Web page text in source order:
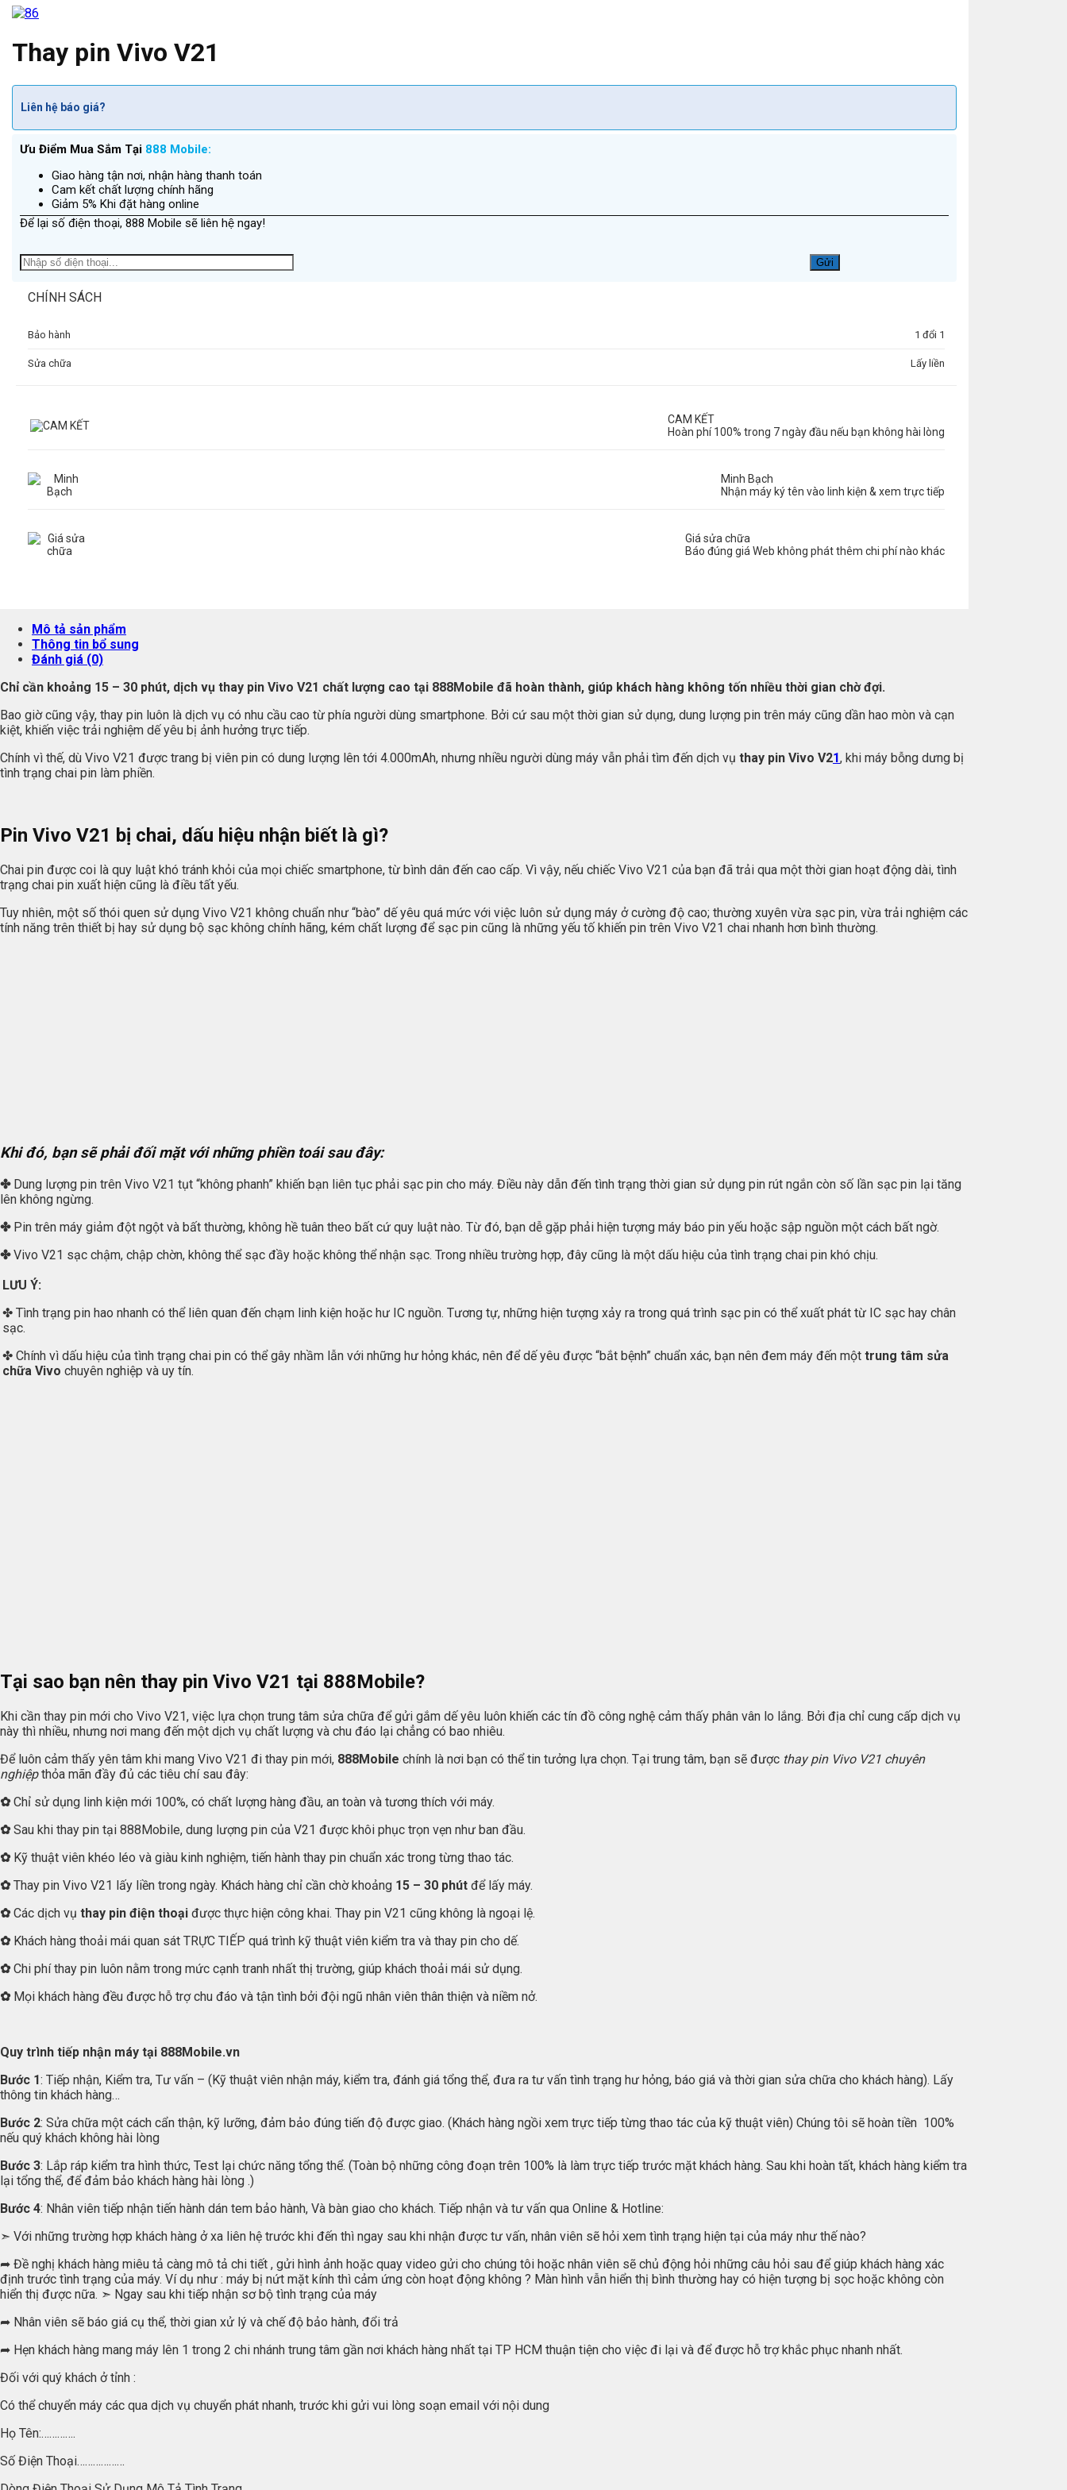
Thay pin Vivo V21
Liên hệ báo giá?
Ưu Điểm Mua Sắm Tại 888 Mobile:
Giao hàng tận nơi, nhận hàng thanh toán
Cam kết chất lượng chính hãng
Giảm 5% Khi đặt hàng online
Để lại số điện thoại, 888 Mobile sẽ liên hệ ngay!
CHÍNH SÁCH
Bảo hành 1 đổi 1
Sửa chữa Lấy liền
CAM KẾT
Hoàn phí 100% trong 7 ngày đầu nếu bạn không hài lòng
Minh Bạch
Nhận máy ký tên vào linh kiện & xem trực tiếp
Giá sửa chữa
Báo đúng giá Web không phát thêm chi phí nào khác
Mô tả sản phẩm
Thông tin bổ sung
Đánh giá (0)
Chỉ cần khoảng 15 – 30 phút, dịch vụ thay pin Vivo V21 chất lượng cao tại 888Mobile đã hoàn thành, giúp khách hàng không tốn nhiều thời gian chờ đợi.
Bao giờ cũng vậy, thay pin luôn là dịch vụ có nhu cầu cao từ phía người dùng smartphone. Bởi cứ sau một thời gian sử dụng, dung lượng pin trên máy cũng dần hao mòn và cạn
kiệt, khiến việc trải nghiệm dế yêu bị ảnh hưởng trực tiếp.
Chính vì thế, dù Vivo V21 được trang bị viên pin có dung lượng lên tới 4.000mAh, nhưng nhiều người dùng máy vẫn phải tìm đến dịch vụ thay pin Vivo V21, khi máy bỗng dưng bị
tình trạng chai pin làm phiền.
Pin Vivo V21 bị chai, dấu hiệu nhận biết là gì?
Chai pin được coi là quy luật khó tránh khỏi của mọi chiếc smartphone, từ bình dân đến cao cấp. Vì vậy, nếu chiếc Vivo V21 của bạn đã trải qua một thời gian hoạt động dài, tình
trạng chai pin xuất hiện cũng là điều tất yếu.
Tuy nhiên, một số thói quen sử dụng Vivo V21 không chuẩn như “bào” dế yêu quá mức với việc luôn sử dụng máy ở cường độ cao; thường xuyên vừa sạc pin, vừa trải nghiệm các
tính năng trên thiết bị hay sử dụng bộ sạc không chính hãng, kém chất lượng để sạc pin cũng là những yếu tố khiến pin trên Vivo V21 chai nhanh hơn bình thường.
Khi đó, bạn sẽ phải đối mặt với những phiền toái sau đây:
✤Dung lượng pin trên Vivo V21 tụt “không phanh” khiến bạn liên tục phải sạc pin cho máy. Điều này dẫn đến tình trạng thời gian sử dụng pin rút ngắn còn số lần sạc pin lại tăng
lên không ngừng.
✤Pin trên máy giảm đột ngột và bất thường, không hề tuân theo bất cứ quy luật nào. Từ đó, bạn dễ gặp phải hiện tượng máy báo pin yếu hoặc sập nguồn một cách bất ngờ.
✤Vivo V21 sạc chậm, chập chờn, không thể sạc đầy hoặc không thể nhận sạc. Trong nhiều trường hợp, đây cũng là một dấu hiệu của tình trạng chai pin khó chịu.
LƯU Ý:
✤ Tình trạng pin hao nhanh có thể liên quan đến chạm linh kiện hoặc hư IC nguồn. Tương tự, những hiện tượng xảy ra trong quá trình sạc pin có thể xuất phát từ IC sạc hay chân
sạc.
✤ Chính vì dấu hiệu của tình trạng chai pin có thể gây nhầm lẫn với những hư hỏng khác, nên để dế yêu được “bắt bệnh” chuẩn xác, bạn nên đem máy đến một trung tâm sửa
chữa Vivo chuyên nghiệp và uy tín.
Tại sao bạn nên thay pin Vivo V21 tại 888Mobile?
Khi cần thay pin mới cho Vivo V21, việc lựa chọn trung tâm sửa chữa để gửi gắm dế yêu luôn khiến các tín đồ công nghệ cảm thấy phân vân lo lắng. Bởi địa chỉ cung cấp dịch vụ
này thì nhiều, nhưng nơi mang đến một dịch vụ chất lượng và chu đáo lại chẳng có bao nhiêu.
Để luôn cảm thấy yên tâm khi mang Vivo V21 đi thay pin mới, 888Mobile chính là nơi bạn có thể tin tưởng lựa chọn. Tại trung tâm, bạn sẽ được thay pin Vivo V21 chuyên
nghiệpthỏa mãn đầy đủ các tiêu chí sau đây:
✿Chỉ sử dụng linh kiện mới 100%, có chất lượng hàng đầu, an toàn và tương thích với máy.
✿Sau khi thay pin tại 888Mobile, dung lượng pin của V21 được khôi phục trọn vẹn như ban đầu.
✿Kỹ thuật viên khéo léo và giàu kinh nghiệm, tiến hành thay pin chuẩn xác trong từng thao tác.
✿Thay pin Vivo V21 lấy liền trong ngày. Khách hàng chỉ cần chờ khoảng 15 – 30 phút để lấy máy.
✿Các dịch vụ thay pin điện thoại được thực hiện công khai. Thay pin V21 cũng không là ngoại lệ.
✿Khách hàng thoải mái quan sát TRỰC TIẾP quá trình kỹ thuật viên kiểm tra và thay pin cho dế.
✿Chi phí thay pin luôn nằm trong mức cạnh tranh nhất thị trường, giúp khách thoải mái sử dụng.
✿Mọi khách hàng đều được hỗ trợ chu đáo và tận tình bởi đội ngũ nhân viên thân thiện và niềm nở.
Quy trình tiếp nhận máy tại 888Mobile.vn
Bước 1: Tiếp nhận, Kiểm tra, Tư vấn – (Kỹ thuật viên nhận máy, kiểm tra, đánh giá tổng thể, đưa ra tư vấn tình trạng hư hỏng, báo giá và thời gian sửa chữa cho khách hàng). Lấy
thông tin khách hàng…
Bước 2: Sửa chữa một cách cẩn thận, kỹ lưỡng, đảm bảo đúng tiến độ được giao. (Khách hàng ngồi xem trực tiếp từng thao tác của kỹ thuật viên) Chúng tôi sẽ hoàn tiền 100%
nếu quý khách không hài lòng
Bước 3: Lắp ráp kiểm tra hình thức, Test lại chức năng tổng thể. (Toàn bộ những công đoạn trên 100% là làm trực tiếp trước mặt khách hàng. Sau khi hoàn tất, khách hàng kiểm tra
lại tổng thể, để đảm bảo khách hàng hài lòng .)
Bước 4: Nhân viên tiếp nhận tiến hành dán tem bảo hành, Và bàn giao cho khách. Tiếp nhận và tư vấn qua Online & Hotline:
➣ Với những trường hợp khách hàng ở xa liên hệ trước khi đến thì ngay sau khi nhận được tư vấn, nhân viên sẽ hỏi xem tình trạng hiện tại của máy như thế nào?
➦ Đề nghị khách hàng miêu tả càng mô tả chi tiết , gửi hình ảnh hoặc quay video gửi cho chúng tôi hoặc nhân viên sẽ chủ động hỏi những câu hỏi sau để giúp khách hàng xác
định trước tình trạng của máy. Ví dụ như : máy bị nứt mặt kính thì cảm ứng còn hoạt động không ? Màn hình vẫn hiển thị bình thường hay có hiện tượng bị sọc hoặc không còn
hiển thị được nữa. ➣ Ngay sau khi tiếp nhận sơ bộ tình trạng của máy
➦ Nhân viên sẽ báo giá cụ thể, thời gian xử lý và chế độ bảo hành, đổi trả
➦ Hẹn khách hàng mang máy lên 1 trong 2 chi nhánh trung tâm gần nơi khách hàng nhất tại TP HCM thuận tiện cho việc đi lại và để được hỗ trợ khắc phục nhanh nhất.
Đối với quý khách ở tỉnh :
Có thể chuyển máy các qua dịch vụ chuyển phát nhanh, trước khi gửi vui lòng soạn email với nội dung
Họ Tên:………….
Số Điện Thoại………………